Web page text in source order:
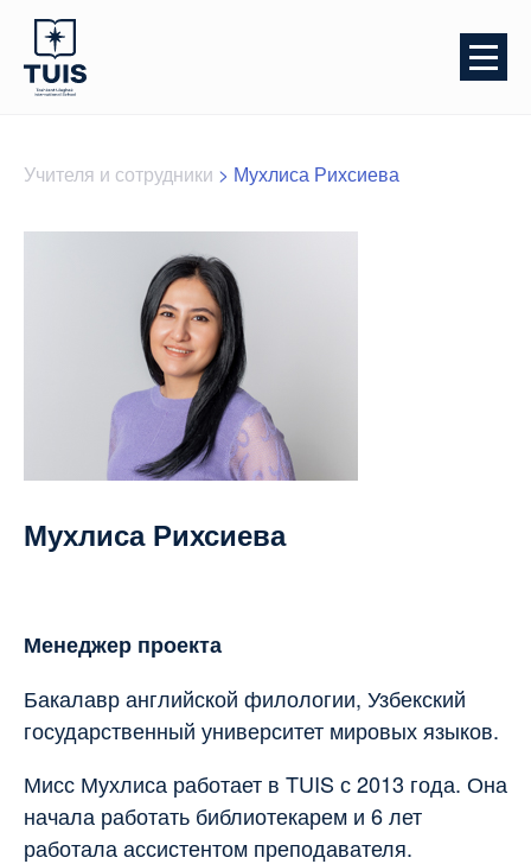
Учителя и сотрудники > Мухлиса Рихсиева
Мухлиса Рихсиева
Менеджер проекта
Бакалавр английской филологии, Узбекский
государственный университет мировых языков.
Мисс Мухлиса работает в TUIS с 2013 года. Она
начала работать библиотекарем и 6 лет
работала ассистентом преподавателя.